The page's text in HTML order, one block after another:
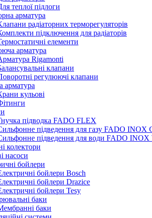
теплої підлоги
арматура
радіаторних терморегуляторів
підключення для радіаторів
елементи
арматура
Rigamonti
клапани
регулюючі клапани
арматура
кульові
підводка FADO FLEX
підведення для газу FADO INOX
підведення для води FADO INOX
колектори
насоси
бойлери
бойлери Bosch
бойлери Drazice
бойлери Tesy
баки
баки